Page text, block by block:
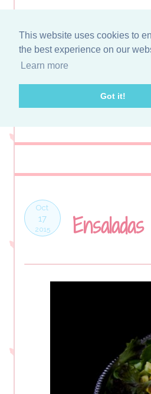
This website uses cookies to
the best experience on our
Learn more
Got it!
Oct
17
2015